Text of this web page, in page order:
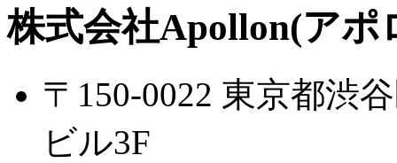
株式会社Apollon(アポ
〒150-0022 東京都渋
ビル3F